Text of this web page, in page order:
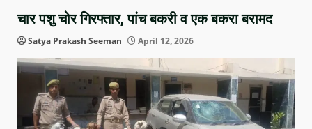
चार पशु चोर गिरफ्तार, पांच बकरी व एक बकरा बरामद
Satya Prakash Seeman April 12, 2026